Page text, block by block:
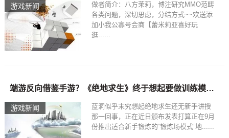
游戏新闻
做者简介：八方茉莉，博注研究MMO范畴
各类问题，深切思虑，分结方式~~欢送添
加小我公寡号会商【蕾米莉亚喜好玩
逛......
游戏新闻
端游反向借鉴手游？《绝地求生》终于想起要做训练模式了
蓝洞似乎末究想起绝地求生还无新手讲授
那一回事，正在近日颁布发表打算正在9月
份推出适合新手锻炼的“锻炼场模式”地......